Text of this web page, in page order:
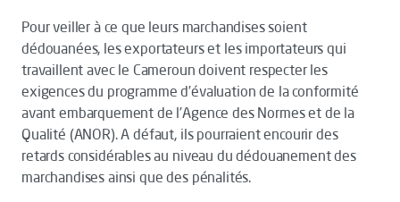
Pour veiller à ce que leurs marchandises soient
dédouanées, les exportateurs et les importateurs qui
travaillent avec le Cameroun doivent respecter les
exigences du programme d’évaluation de la conformité
avant embarquement de l’Agence des Normes et de la
Qualité (ANOR). A défaut, ils pourraient encourir des
retards considérables au niveau du dédouanement des
marchandises ainsi que des pénalités.